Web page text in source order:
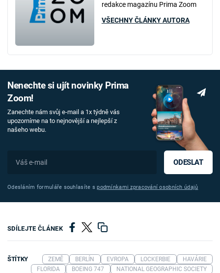
redakce magazínu Prima Zoom
VŠECHNY ČLÁNKY AUTORA
Nenechte si ujít novinky Prima
Zoom!
Zanechte nám svůj e-mail a 1x týdně vás
upozorníme na to nejnovější a nejlepší z
našeho webu.
ODESLAT
Odesláním formuláře souhlasíte spodmínkami zpracování osobních údajů
SDÍLEJTE ČLÁNEK
ŠTÍTKY ZEMĚ BERLÍN EVROPA LOCKERBIE
HAVÁRIE
FLORIDA
BOEING 747
NATIONAL GEOGRAPHIC SOCIETY